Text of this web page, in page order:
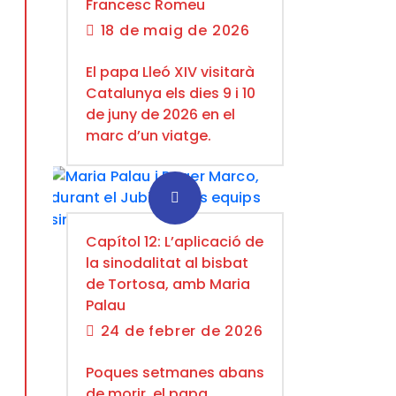
Francesc Romeu
18 de maig de 2026
El papa Lleó XIV visitarà
Catalunya els dies 9 i 10
de juny de 2026 en el
marc d’un viatge.
Capítol 12: L’aplicació de
la sinodalitat al bisbat
de Tortosa, amb Maria
Palau
24 de febrer de 2026
Poques setmanes abans